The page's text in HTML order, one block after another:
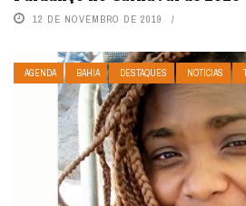
12 DE NOVEMBRO DE 2019
AGENDA BAHIA DESTAQUES NOTÍCIAS